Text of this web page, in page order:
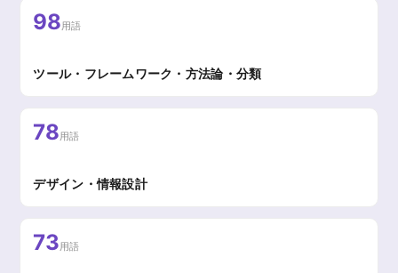
98用語
ツール・フレームワーク・方法論・分類
78用語
デザイン・情報設計
73用語